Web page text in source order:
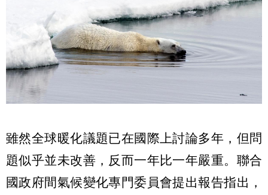
雖然全球暖化議題已在國際上討論多年，但問
題似乎並未改善，反而一年比一年嚴重。聯合
國政府間氣候變化專門委員會提出報告指出，